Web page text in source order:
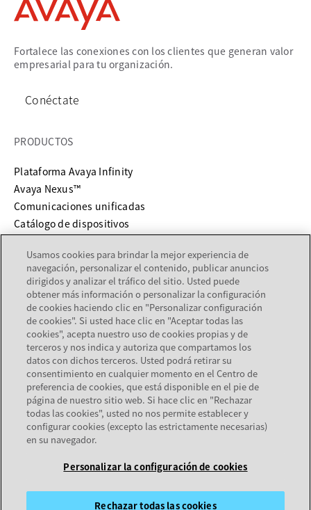
Fortalece las conexiones con los clientes que generan valor
empresarial para tu organización.
Conéctate
PRODUCTOS
Plataforma Avaya Infinity
Avaya Nexus™
Comunicaciones unificadas
Catálogo de dispositivos
SERVICIOS Y SOPORTE
Soportese abre en una pestaña nueva
Documentaciónse abre en una pestaña nueva
Servicios
Localizador de socios
EMPRESA
Acerca de Avaya
Carreras
© 2026 Avaya LLC
Usamos cookies para brindar la mejor experiencia de
navegación, personalizar el contenido, publicar anuncios
dirigidos y analizar el tráfico del sitio. Usted puede
obtener más información o personalizar la configuración
de cookies haciendo clic en "Personalizar configuración
de cookies". Si usted hace clic en "Aceptar todas las
cookies", acepta nuestro uso de cookies propias y de
terceros y nos indica y autoriza que compartamos los
datos con dichos terceros. Usted podrá retirar su
consentimiento en cualquier momento en el Centro de
preferencia de cookies, que está disponible en el pie de
página de nuestro sitio web. Si hace clic en "Rechazar
todas las cookies", usted no nos permite establecer y
configurar cookies (excepto las estrictamente necesarias)
en su navegador.
Personalizar la configuración de cookies
Rechazar todas las cookies